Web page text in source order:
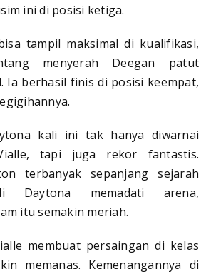
ini di posisi ketiga.
tampil maksimal di kualifikasi,
menyerah Deegan patut
Ia berhasil finis di posisi keempat,
kali ini tak hanya diwarnai
tapi juga rekor fantastis.
terbanyak sepanjang sejarah
Daytona memadati arena,
itu semakin meriah.
membuat persaingan di kelas
memanas. Kemenangannya di